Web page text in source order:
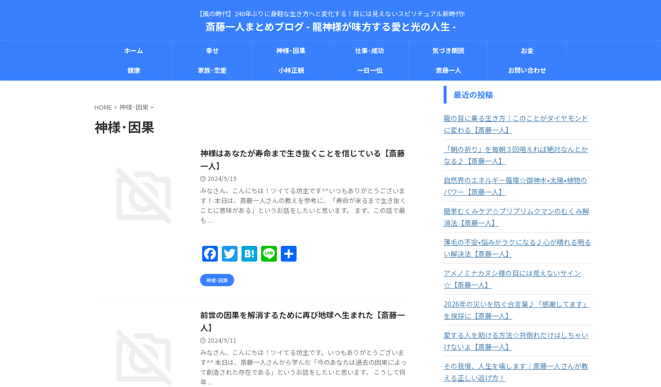
【風の時代】240年ぶりに身軽な生き方へと変化する！目には見えないスピリチュアル新時代!!
斎藤一人まとめブログ - 龍神様が味方する愛と光の人生 -
ホーム 幸せ 神様･因果 仕事･成功 気づき朗読 お金
健康 家族･恋愛 小林正観 一日一伝 斎藤一人 お問い合わせ
HOME > 神様･因果 >
神様･因果
神様はあなたが寿命まで生き抜くことを信じている【斎藤
一人】
2024/9/19
みなさん、こんにちは！ツイてる坊主です^^いつもありがとうございま
す！ 本日は、斎藤一人さんの教えを参考に、「寿命が来るまで生き抜く
ことに意味がある」というお話をしたいと思います。 まず、この話で最
も ...
F
a
c
b
o
o
k
T
w
H
at
a
Li
n
神様･因果
前世の因果を解消するために再び地球へ生まれた【斎藤一
人】
2024/9/11
みなさん、こんにちは！ツイてる坊主です。いつもありがとうございま
す^^ 本日は、斎藤一人さんから学んだ「今のあなたは過去の因果によっ
て創造された存在である」というお話をしたいと思います。 こうして何
年 ...
最近の投稿
龍の背に乗る生き方｜このことがダイヤモンド
に変わる【斎藤一人】
「朝の祈り」を毎朝３回唱えれば絶対なんとか
なる♪【斎藤一人】
自然界のエネルギー循環☆御神木•太陽•植物の
パワー【斎藤一人】
簡単むくみケア☆プリプリムクマンのむくみ解
消法【斎藤一人】
薄毛の不安•悩みがラクになる♪心が晴れる明る
い解決法【斎藤一人】
アメノミナカヌシ様の目には見えないサイン
☆【斎藤一人】
2026年の災いを防ぐ合言葉♪「感謝してます」
を挨拶に【斎藤一人】
愛する人を助ける方法☆共倒れだけはしちゃい
けないよ【斎藤一人】
その我慢、人生を壊します｜斎藤一人さんが教
える正しい逃げ方！